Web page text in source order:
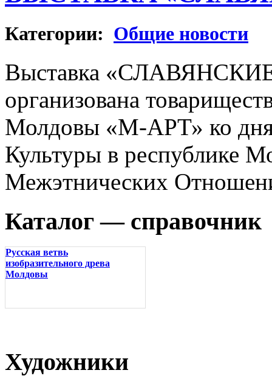
Категории: Общие новости
Выставка
организована
Молдовы «М-АРТ» ко
Культуры в республике
Межэтнических
Каталог — справочник
Русская ветвь
изобразительного древа
Молдовы
Художники